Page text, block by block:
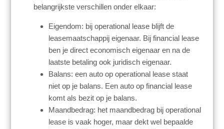
belangrijkste verschillen onder elkaar:
Eigendom: bij operational lease blijft de
leasemaatschappij eigenaar. Bij financial lease
ben je direct economisch eigenaar en na de
laatste betaling ook juridisch eigenaar.
Balans: een auto op operational lease staat
niet op je balans. Een auto op financial lease
komt als bezit op je balans.
Maandbedrag: het maandbedrag bij operational
lease is vaak hoger, maar dekt wel bepaalde